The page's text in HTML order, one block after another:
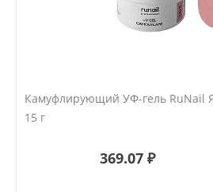
Камуфлирующий УФ-гель RuNail
15 г
369.07 ₽